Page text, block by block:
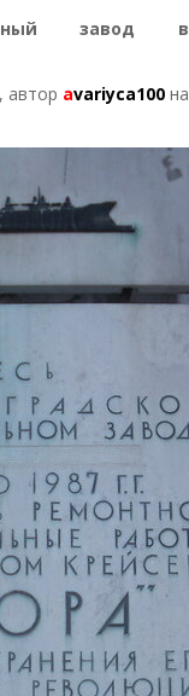
завод в
автор avariyca100 на